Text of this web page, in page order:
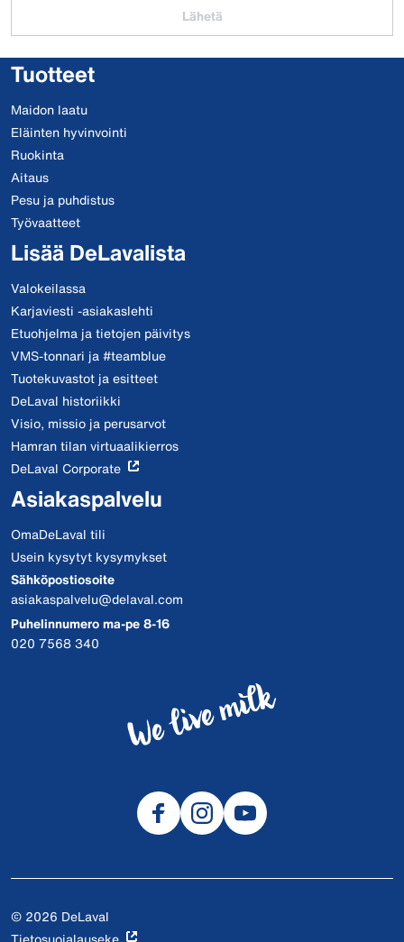
Lähetä
Tuotteet
Maidon laatu
Eläinten hyvinvointi
Ruokinta
Aitaus
Pesu ja puhdistus
Työvaatteet
Lisää DeLavalista
Valokeilassa
Karjaviesti -asiakaslehti
Etuohjelma ja tietojen päivitys
VMS-tonnari ja #teamblue
Tuotekuvastot ja esitteet
DeLaval historiikki
Visio, missio ja perusarvot
Hamran tilan virtuaalikierros
DeLaval Corporate
Asiakaspalvelu
OmaDeLaval tili
Usein kysytyt kysymykset
Sähköpostiosoite
asiakaspalvelu@delaval.com
Puhelinnumero ma-pe 8-16
020 7568 340
© 2026 DeLaval